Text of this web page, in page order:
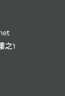
之1